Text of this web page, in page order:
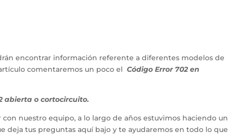
encontrar información referente a diferentes modelos de
comentaremos un poco el Código Error 702 en
abierta o cortocircuito.
nuestro equipo, a lo largo de años estuvimos haciendo un
deja tus preguntas aquí bajo y te ayudaremos en todo lo que